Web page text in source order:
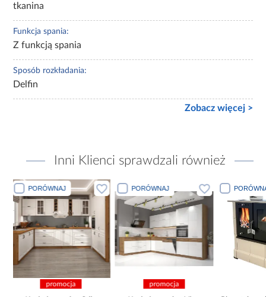
tkanina
Funkcja spania:
Z funkcją spania
Sposób rozkładania:
Delfin
Zobacz więcej >
Inni Klienci sprawdzali również
PORÓWNAJ
promocja
PORÓWNAJ